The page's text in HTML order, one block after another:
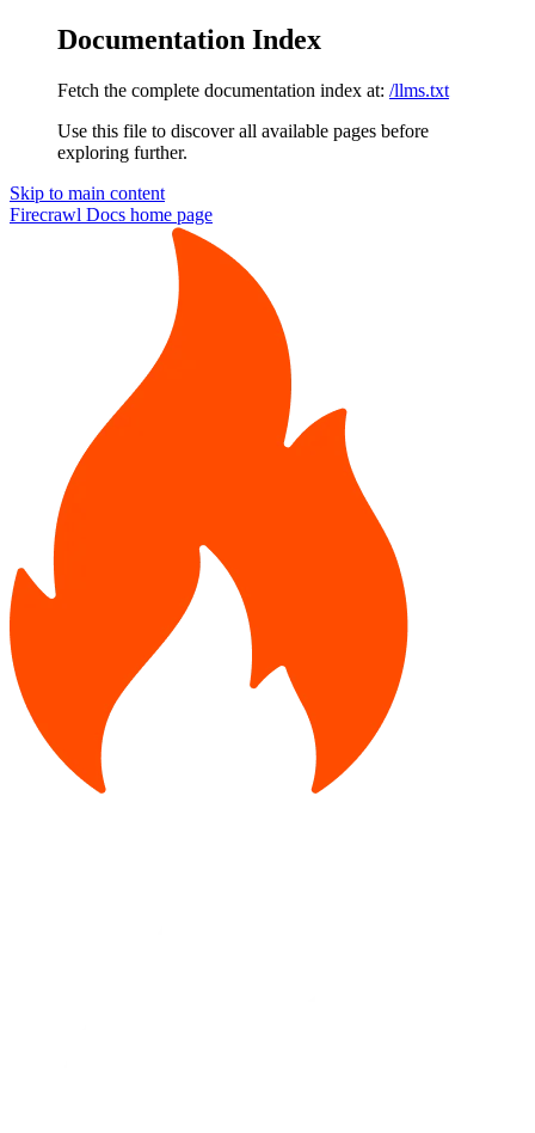
Documentation Index
Fetch the complete documentation index at: /llms.txt
Use this file to discover all available pages before
exploring further.
Skip to main content
Firecrawl Docs home page